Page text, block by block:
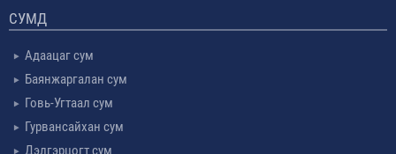
СУМД
Адаацаг сум
Баянжаргалан сум
Говь-Угтаал сум
Гурвансайхан сум
Дэлгэрцогт сум